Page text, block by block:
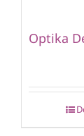
Optika